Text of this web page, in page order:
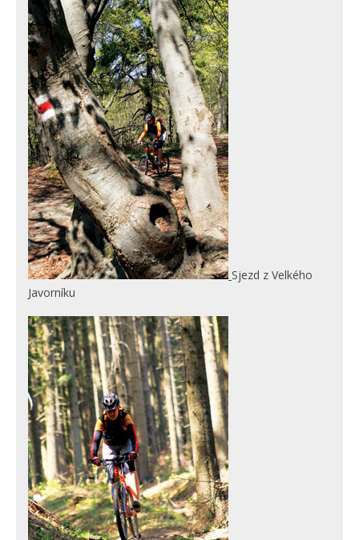
Sjezd z Velkého
Javorníku